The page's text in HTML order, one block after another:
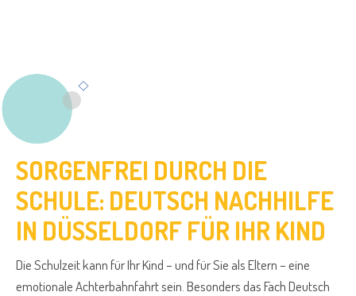
SORGENFREI DURCH DIE
SCHULE: DEUTSCH NACHHILFE
IN DÜSSELDORF FÜR IHR KIND
Die Schulzeit kann für Ihr Kind – und für Sie als Eltern – eine
emotionale Achterbahnfahrt sein. Besonders das Fach Deutsch